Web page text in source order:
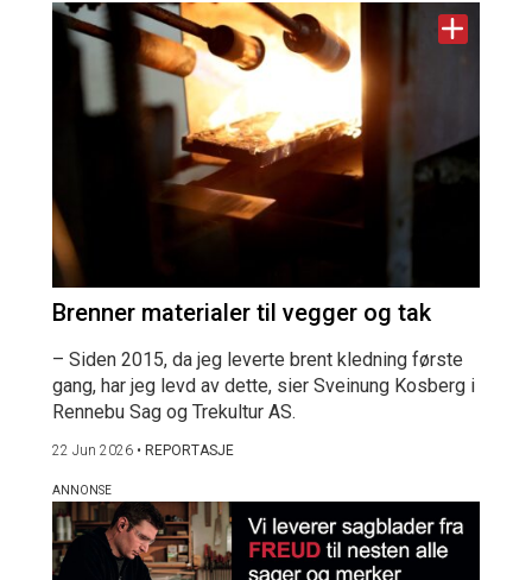
Brenner materialer til vegger og tak
– Siden 2015, da jeg leverte brent kledning første
gang, har jeg levd av dette, sier Sveinung Kosberg i
Rennebu Sag og Trekultur AS.
22 Jun 2026 • REPORTASJE